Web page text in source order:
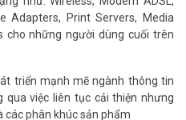
Adapters, Print Servers, Media
cho những người dùng cuối trên
triển mạnh mẽ ngành thông tin
việc liên tục cải thiện nhưng
các phân khúc sản phẩm